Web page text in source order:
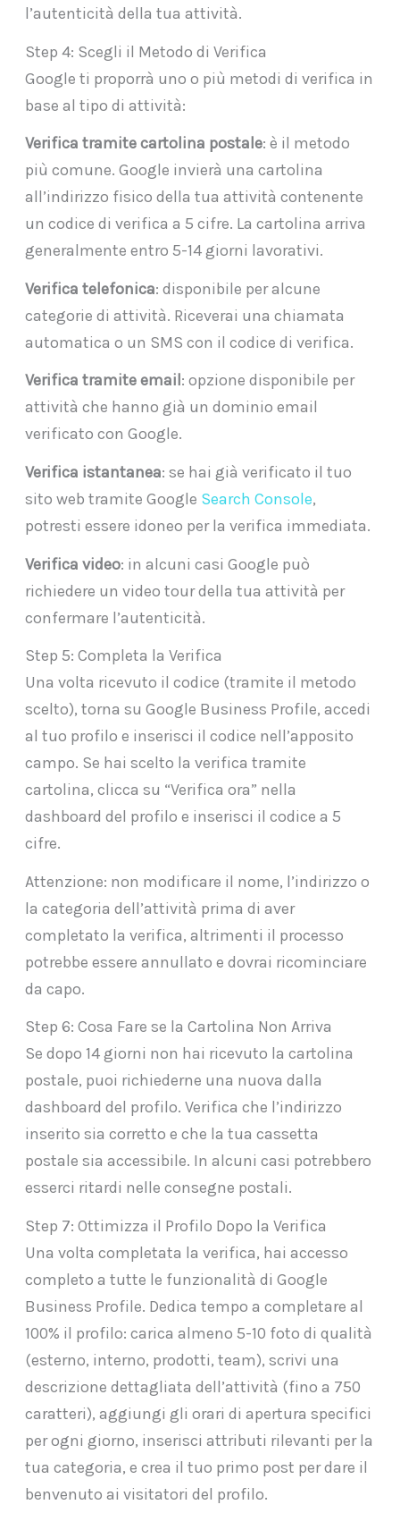
l’autenticità della tua attività.
Step 4: Scegli il Metodo di Verifica
Google ti proporrà uno o più metodi di verifica in
base al tipo di attività:
Verifica tramite cartolina postale: è il metodo
più comune. Google invierà una cartolina
all’indirizzo fisico della tua attività contenente
un codice di verifica a 5 cifre. La cartolina arriva
generalmente entro 5-14 giorni lavorativi.
Verifica telefonica: disponibile per alcune
categorie di attività. Riceverai una chiamata
automatica o un SMS con il codice di verifica.
Verifica tramite email: opzione disponibile per
attività che hanno già un dominio email
verificato con Google.
Verifica istantanea: se hai già verificato il tuo
sito web tramite Google Search Console,
potresti essere idoneo per la verifica immediata.
Verifica video: in alcuni casi Google può
richiedere un video tour della tua attività per
confermare l’autenticità.
Step 5: Completa la Verifica
Una volta ricevuto il codice (tramite il metodo
scelto), torna su Google Business Profile, accedi
al tuo profilo e inserisci il codice nell’apposito
campo. Se hai scelto la verifica tramite
cartolina, clicca su “Verifica ora” nella
dashboard del profilo e inserisci il codice a 5
cifre.
Attenzione: non modificare il nome, l’indirizzo o
la categoria dell’attività prima di aver
completato la verifica, altrimenti il processo
potrebbe essere annullato e dovrai ricominciare
da capo.
Step 6: Cosa Fare se la Cartolina Non Arriva
Se dopo 14 giorni non hai ricevuto la cartolina
postale, puoi richiederne una nuova dalla
dashboard del profilo. Verifica che l’indirizzo
inserito sia corretto e che la tua cassetta
postale sia accessibile. In alcuni casi potrebbero
esserci ritardi nelle consegne postali.
Step 7: Ottimizza il Profilo Dopo la Verifica
Una volta completata la verifica, hai accesso
completo a tutte le funzionalità di Google
Business Profile. Dedica tempo a completare al
100% il profilo: carica almeno 5-10 foto di qualità
(esterno, interno, prodotti, team), scrivi una
descrizione dettagliata dell’attività (fino a 750
caratteri), aggiungi gli orari di apertura specifici
per ogni giorno, inserisci attributi rilevanti per la
tua categoria, e crea il tuo primo post per dare il
benvenuto ai visitatori del profilo.